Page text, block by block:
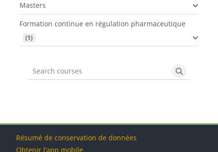
Masters
Formation continue en régulation pharmaceutique
(1)
Search courses Search
Blocs
Blocs
Blocs
Blocs
Résumé de conservation de données
Obtenir l’app mobile